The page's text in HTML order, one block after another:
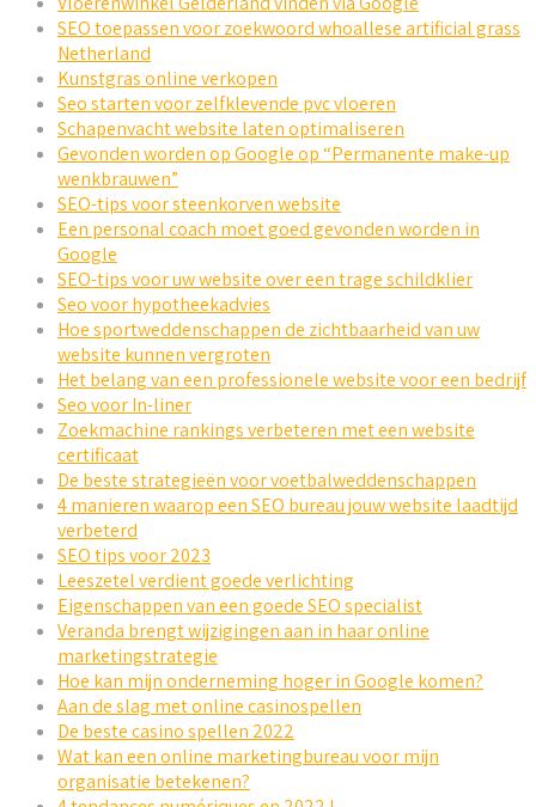
SEO toepassen voor zoekwoord whoallese artificial grass
Netherland
Kunstgras online verkopen
Seo starten voor zelfklevende pvc vloeren
Schapenvacht website laten optimaliseren
Gevonden worden op Google op “Permanente make-up
wenkbrauwen”
SEO-tips voor steenkorven website
Een personal coach moet goed gevonden worden in
Google
SEO-tips voor uw website over een trage schildklier
Seo voor hypotheekadvies
Hoe sportweddenschappen de zichtbaarheid van uw
website kunnen vergroten
Het belang van een professionele website voor een bedrijf
Seo voor In-liner
Zoekmachine rankings verbeteren met een website
certificaat
De beste strategieën voor voetbalweddenschappen
4 manieren waarop een SEO bureau jouw website laadtijd
verbeterd
SEO tips voor 2023
Leeszetel verdient goede verlichting
Eigenschappen van een goede SEO specialist
Veranda brengt wijzigingen aan in haar online
marketingstrategie
Hoe kan mijn onderneming hoger in Google komen?
Aan de slag met online casinospellen
De beste casino spellen 2022
Wat kan een online marketingbureau voor mijn
organisatie betekenen?